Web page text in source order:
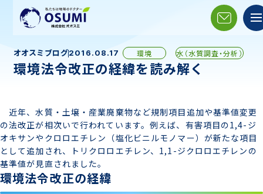
オオスミブログ2016.08.17 環境 水（水質調査・分析）
環境法令改正の経緯を読み解く
近年、水質・土壌・産業廃棄物など規制項目追加や基準値変更
の法改正が相次いで行われています。例えば、有害項目の1,4-ジ
オキサンやクロロエチレン（塩化ビニルモノマー）が新たな項目
として追加され、トリクロロエチレン、1,1-ジクロロエチレンの
基準値が見直されました。
環境法令改正の経緯